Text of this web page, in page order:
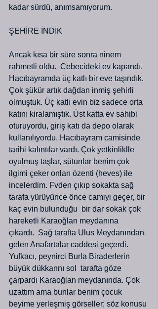
kadar sürdü, anımsamıyorum.
ŞEHİRE İNDİK
Ancak kısa bir süre sonra ninem
rahmetli oldu.  Cebecideki ev kapandı.
Hacıbayramda üç katlı bir eve taşındık.
Çok şükür artık dağdan inmiş şehirli
olmuştuk. Üç katlı evin biz sadece orta
katını kiralamıştık. Üst katta ev sahibi
oturuyordu, giriş katı da depo olarak
kullanılıyordu. Hacıbayram camisinde
tarihi kalıntılar vardı. Çok yetkinliklle
oyulmuş taşlar, sütunlar benim çok
ilgimi çeker onları özenti (heves) ile
incelerdim. Fvden çıkıp sokakta sağ
tarafa yürüyünce önce camiyi geçer, bir
kaç evin bulunduğu  bir dar sokak çok
hareketli Karaoğlan meydanına
çıkardı.  Sağ tarafta Ulus Meydanından
gelen Anafartalar caddesi geçerdi.
Yufkacı, peynirci Burla Biraderlerin
büyük dükkannı sol  tarafta göze
çarpardı Karaoğlan meydanında. Çok
uzattım ama bunlar benim çocuk
beyime yerleşmiş görseller; söz konusu